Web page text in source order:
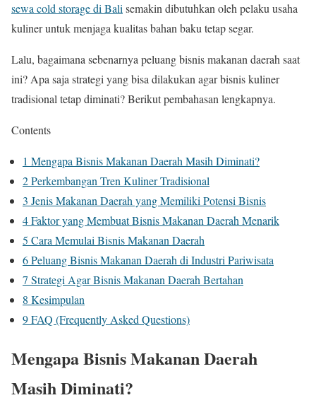
sewa cold storage di Balisemakin dibutuhkan oleh pelaku usaha
kuliner untuk menjaga kualitas bahan baku tetap segar.
Lalu, bagaimana sebenarnya peluang bisnis makanan daerah saat
ini? Apa saja strategi yang bisa dilakukan agar bisnis kuliner
tradisional tetap diminati? Berikut pembahasan lengkapnya.
Contents
1 Mengapa Bisnis Makanan Daerah Masih Diminati?
2Perkembangan Tren Kuliner Tradisional
3 Jenis Makanan Daerah yang Memiliki Potensi Bisnis
4Faktor yang Membuat Bisnis Makanan Daerah Menarik
5 Cara Memulai Bisnis Makanan Daerah
6Peluang Bisnis Makanan Daerah di Industri Pariwisata
7 Strategi Agar Bisnis Makanan Daerah Bertahan
8 Kesimpulan
9FAQ (Frequently Asked Questions)
Mengapa Bisnis Makanan Daerah
Masih Diminati?